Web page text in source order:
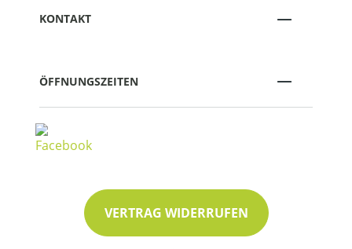
KONTAKT
ÖFFNUNGSZEITEN
VERTRAG WIDERRUFEN